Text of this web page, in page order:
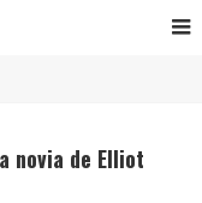
novia de Elliot